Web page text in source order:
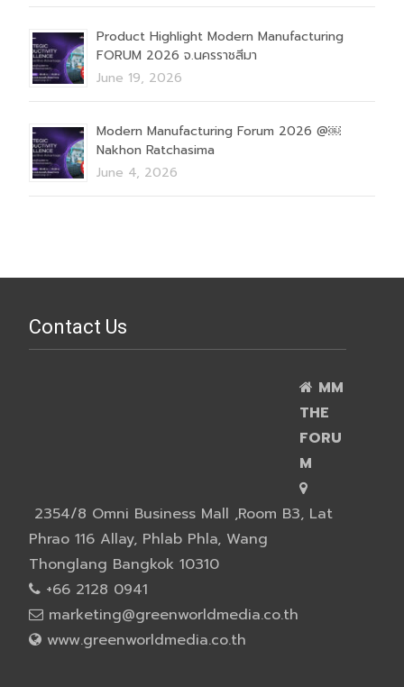
Product Highlight Modern Manufacturing
FORUM 2026 จ.นครราชสีมา
June 19, 2026
Modern Manufacturing Forum 2026 @￼
Nakhon Ratchasima
June 4, 2026
Contact Us
MM
THE
FORU
M
2354/8 Omni Business Mall ,Room B3, Lat
Phrao 116 Allay, Phlab Phla, Wang
Thonglang Bangkok 10310
+66 2128 0941
marketing@greenworldmedia.co.th
www.greenworldmedia.co.th